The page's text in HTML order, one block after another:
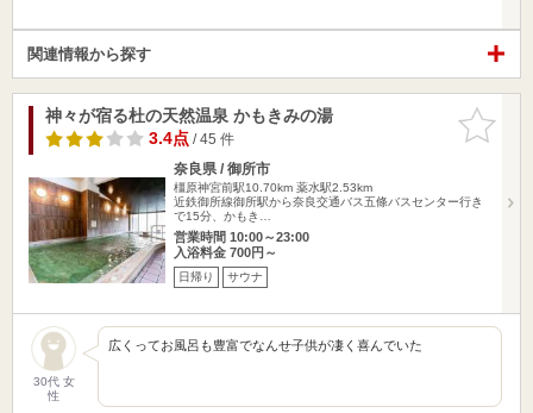
関連情報から探す
お気に入
りに追加
神々が宿る杜の天然温泉 かもきみの湯
3.4点/ 45 件
奈良県 / 御所市
橿原神宮前駅10.70km 薬水駅2.53km
近鉄御所線御所駅から奈良交通バス五條バスセンター行き
で15分、かもき…
営業時間 10:00～23:00
入浴料金 700円～
日帰り サウナ
30代 女
性
広くってお風呂も豊富でなんせ子供が凄く喜んでいた